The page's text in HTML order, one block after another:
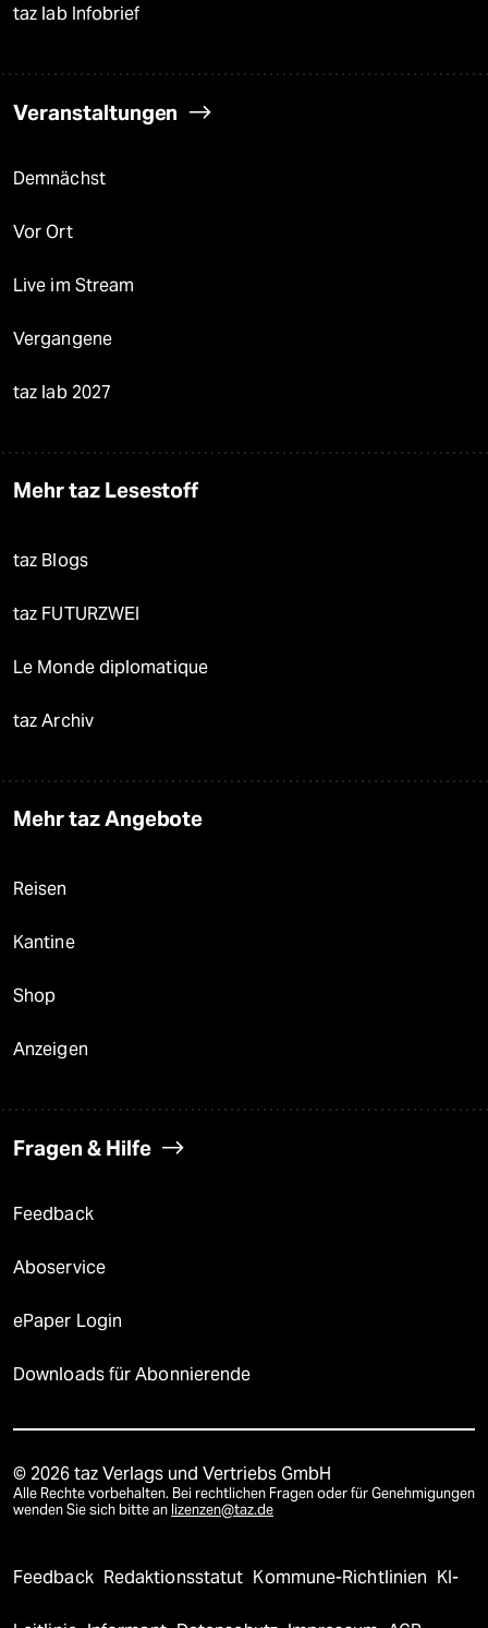
taz lab Infobrief
Veranstaltungen
Demnächst
Vor Ort
Live im Stream
Vergangene
taz lab 2027
Mehr taz Lesestoff
taz Blogs
taz FUTURZWEI
Le Monde diplomatique
taz Archiv
Mehr taz Angebote
Reisen
Kantine
Shop
Anzeigen
Fragen & Hilfe
Feedback
Aboservice
ePaper Login
Downloads für Abonnierende
© 2026 taz Verlags und Vertriebs GmbH
Alle Rechte vorbehalten. Bei rechtlichen Fragen oder für Genehmigungen
wenden Sie sich bitte an lizenzen@taz.de
Feedback Redaktionsstatut Kommune-Richtlinien KI-